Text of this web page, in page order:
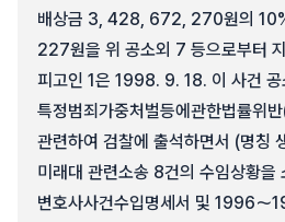
배상금 3, 428, 672, 270원의
227원을 위 공소외 7 등으로부터
피고인 1은 1998. 9. 18. 이 사건 공
특정범죄가중처벌등에관한법률위
관련하여 검찰에 출석하면서 (명칭
미래대 관련소송 8건의 수임상황을
변호사사건수입명세서 및 1996～